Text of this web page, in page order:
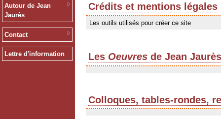
Autour de Jean
Jaurès
Contact
Lettre d'information
Crédits et mentions légales
Les outils utilisés pour créer ce site
Les Oeuvres de Jean
Colloques, tables-rondes,